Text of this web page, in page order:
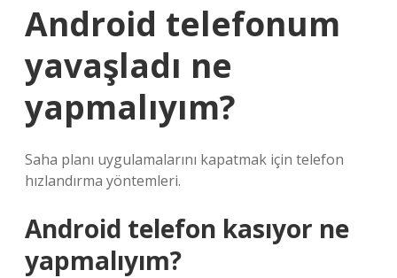
Android telefonum
yavaşladı ne
yapmalıyım?
Saha planı uygulamalarını kapatmak için telefon
hızlandırma yöntemleri.
Android telefon kasıyor ne
yapmalıyım?